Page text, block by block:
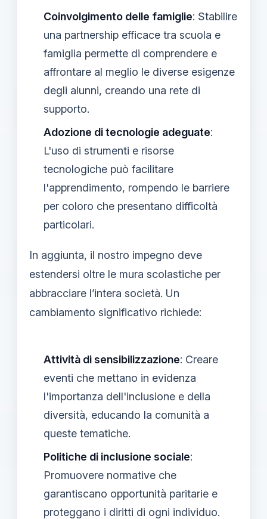
Coinvolgimento delle famiglie: Stabilire
una partnership efficace tra scuola e
famiglia permette di comprendere e
affrontare al meglio le diverse esigenze
degli alunni, creando una rete di
supporto.
Adozione di tecnologie adeguate:
L'uso di strumenti e risorse
tecnologiche può facilitare
l'apprendimento, rompendo le barriere
per coloro che presentano difficoltà
particolari.
In aggiunta, il nostro impegno deve
estendersi oltre le mura scolastiche per
abbracciare l’intera società. Un
cambiamento significativo richiede:
Attività di sensibilizzazione: Creare
eventi che mettano in evidenza
l'importanza dell'inclusione e della
diversità, educando la comunità a
queste tematiche.
Politiche di inclusione sociale:
Promuovere normative che
garantiscano opportunità paritarie e
proteggano i diritti di ogni individuo.